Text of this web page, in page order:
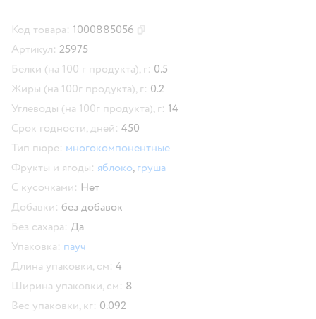
Код товара: 1000885056
Артикул: 25975
Белки (на 100 г продукта), г: 0.5
Жиры (на 100г продукта), г: 0.2
Углеводы (на 100г продукта), г: 14
Срок годности, дней: 450
Тип пюре: многокомпонентные
Фрукты и ягоды: яблоко, груша
С кусочками: Нет
Добавки: без добавок
Без сахара: Да
Упаковка: пауч
Длина упаковки, см: 4
Ширина упаковки, см: 8
Вес упаковки, кг: 0.092